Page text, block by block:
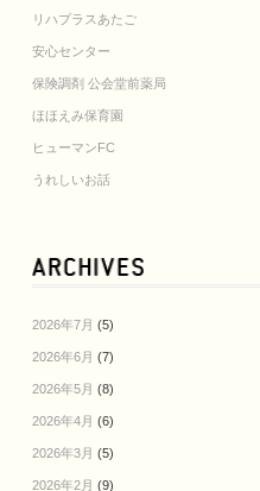
リハプラスあたご
安心センター
保険調剤 公会堂前薬局
ほほえみ保育園
ヒューマンFC
うれしいお話
2026年7月 (5)
2026年6月 (7)
2026年5月 (8)
2026年4月 (6)
2026年3月 (5)
2026年2月 (9)